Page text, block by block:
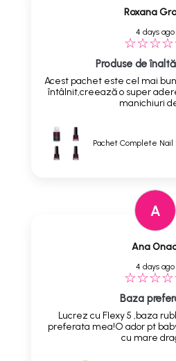
Roxana
4 days ago
Produse de
Acest pachet este cel mai
întâlnit,creează o super
manichiuri
Pachet Complete Nail
A
Ana
4 days ago
Baza
Lucrez cu Flexy 5 ,baza
preferata mea!O ador pt
cu mare